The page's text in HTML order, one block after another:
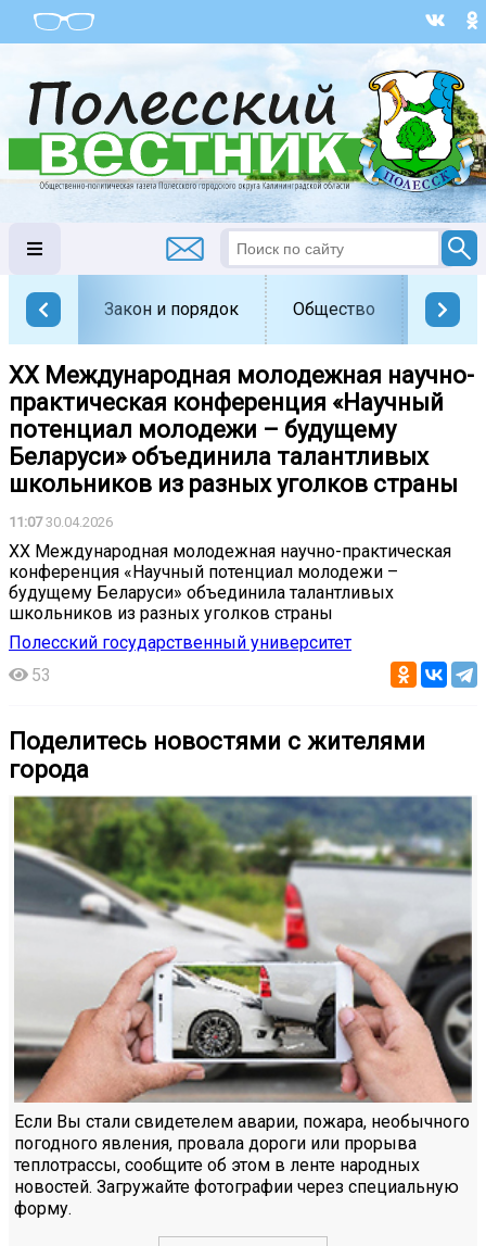
Закон и порядок Общество
XХ Международная молодежная научно-
практическая конференция «Научный
потенциал молодежи – будущему
Беларуси» объединила талантливых
школьников из разных уголков страны
11:0730.04.2026
XХ Международная молодежная научно-практическая
конференция «Научный потенциал молодежи –
будущему Беларуси» объединила талантливых
школьников из разных уголков страны
Полесский государственный университет
53
Поделитесь новостями с жителями
города
Если Вы стали свидетелем аварии, пожара, необычного
погодного явления, провала дороги или прорыва
теплотрассы, сообщите об этом в ленте народных
новостей. Загружайте фотографии через специальную
форму.